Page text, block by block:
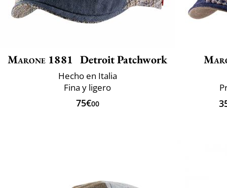
Marone 1881 Detroit Patchwork
Hecho en Italia
Fina y ligero
75€00